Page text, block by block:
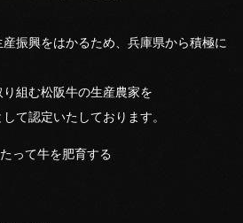
産振興をはかるため、兵庫県から積極に
り組む松阪牛の生産農家を
て認定いたしております。
って牛を肥育する